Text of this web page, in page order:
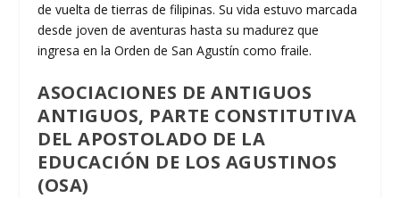
de vuelta de tierras de filipinas. Su vida estuvo marcada
desde joven de aventuras hasta su madurez que
ingresa en la Orden de San Agustín como fraile.
ASOCIACIONES DE ANTIGUOS
ANTIGUOS, PARTE CONSTITUTIVA
DELAPOSTOLADO DE LA
EDUCACIÓN DE LOS AGUSTINOS
(OSA)